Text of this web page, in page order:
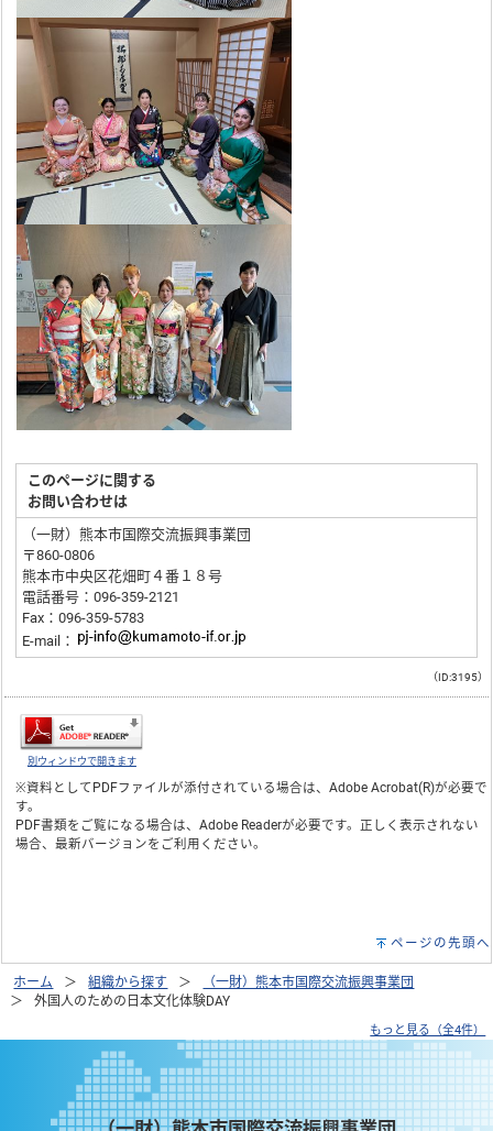
このページに関する
お問い合わせは
（一財）熊本市国際交流振興事業団
〒860-0806
熊本市中央区花畑町４番１８号
電話番号：096-359-2121
Fax：096-359-5783
E-mail：
（ID:3195）
別ウィンドウで開きます
※資料としてPDFファイルが添付されている場合は、Adobe Acrobat(R)が必要で
す。
PDF書類をご覧になる場合は、Adobe Readerが必要です。正しく表示されない
場合、最新バージョンをご利用ください。
ページの先頭へ
ホーム 組織から探す
（一財）熊本市国際交流振興事業団
外国人のための日本文化体験DAY
もっと見る（全4件）